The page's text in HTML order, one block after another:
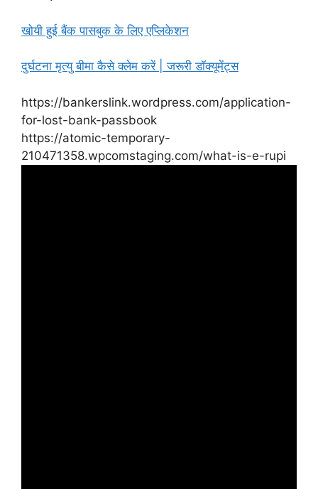
खोयी हुई बैंक पासबुक के लिए एप्लिकेशन
दुर्घटना मृत्यु बीमा कैसे क्लेम करें | जरूरी डॉक्यूमेंट्स
https://bankerslink.wordpress.com/application-
for-lost-bank-passbook
https://atomic-temporary-
210471358.wpcomstaging.com/what-is-e-rupi